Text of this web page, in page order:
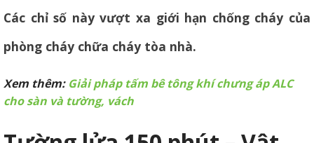
Các chỉ số này vượt xa giới hạn chống cháy của
phòng cháy chữa cháy tòa nhà.
Xem thêm: Giải pháp tấm bê tông khí chưng áp ALC
cho sàn và tường, vách